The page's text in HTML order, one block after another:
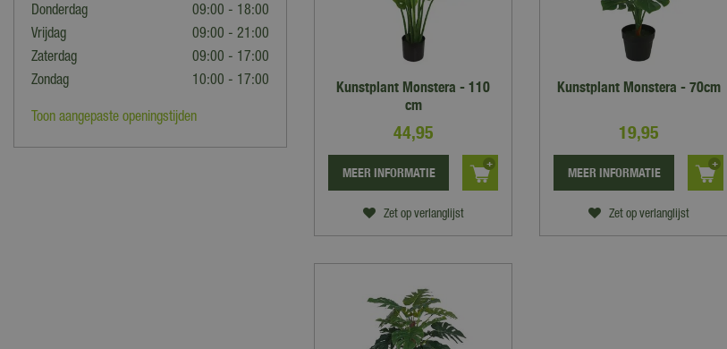
Kunstplant Monstera - 110
cm
44,95
Zet op verlanglijst
MEER INFORMATIE
Kunstplant Monstera - 70cm
19,95
Zet op verlanglijst
MEER INFORMATIE
Donderdag
09:00 - 18:00
Vrijdag
09:00 - 21:00
Zaterdag
09:00 - 17:00
Zondag
10:00 - 17:00
Toon aangepaste openingstijden